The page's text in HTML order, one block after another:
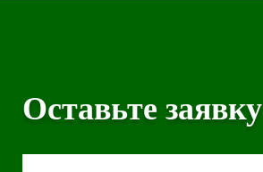
Оставьте заявку